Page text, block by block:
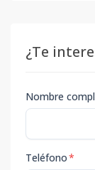
¿Te
Nombre
Teléfono*